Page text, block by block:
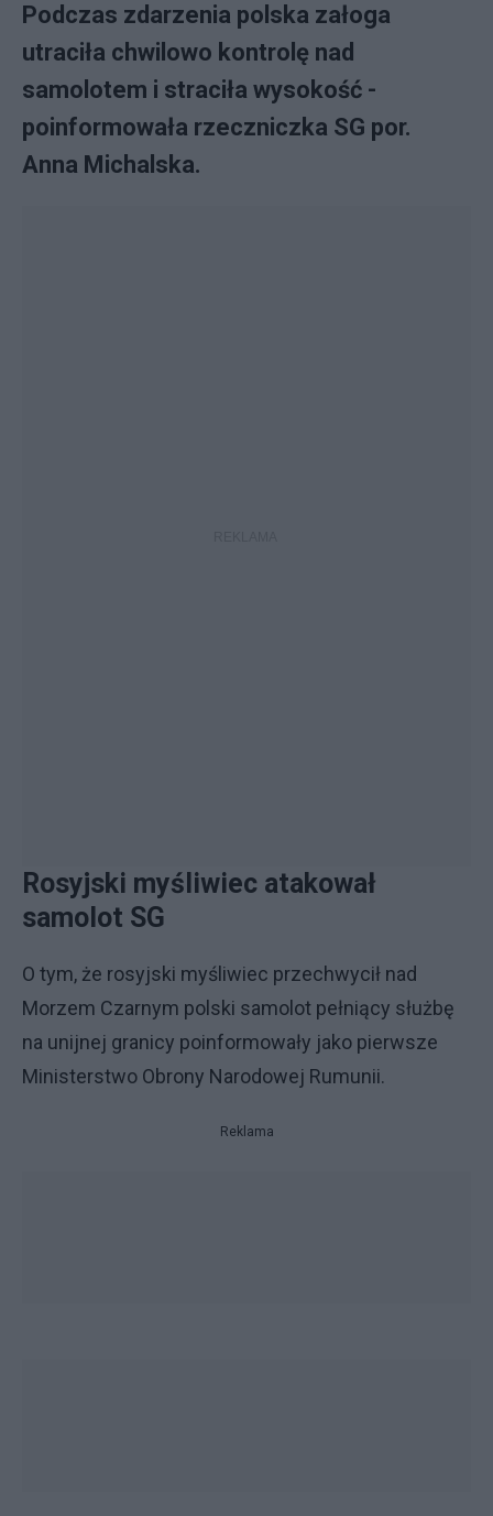
Podczas zdarzenia polska załoga
utraciła chwilowo kontrolę nad
samolotem i straciła wysokość -
poinformowała rzeczniczka SG por.
Anna Michalska.
Rosyjski myśliwiec atakował
samolot SG
O tym, że rosyjski myśliwiec przechwycił nad
Morzem Czarnym polski samolot pełniący służbę
na unijnej granicy poinformowały jako pierwsze
Ministerstwo Obrony Narodowej Rumunii.
Reklama